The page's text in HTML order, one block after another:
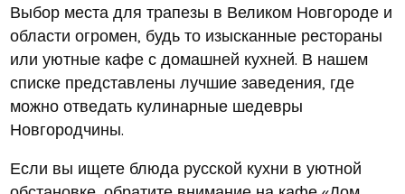
Выбор места для трапезы в Великом Новгороде и
области огромен, будь то изысканные рестораны
или уютные кафе с домашней кухней. В нашем
списке представлены лучшие заведения, где
можно отведать кулинарные шедевры
Новгородчины.
Если вы ищете блюда русской кухни в уютной